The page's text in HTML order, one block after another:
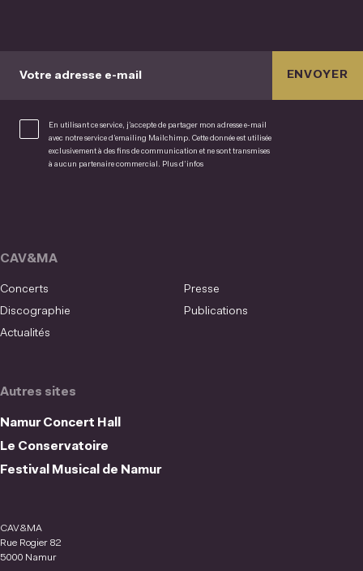
Votre adresse e-mail
En utilisant ce service, j’accepte de partager mon adresse e-mail
avec notre service d’emailing Mailchimp. Cette donnée est utilisée
exclusivement à des fins de communication et ne sont transmises
à aucun partenaire commercial. Plus d’infos
ENVOYER
Autres sites
Namur Concert Hall
Le Conservatoire
Festival Musical de Namur
CAV&MA
Concerts
Presse
Discographie
Publications
Actualités
CAV&MA
Rue Rogier 82
5000 Namur